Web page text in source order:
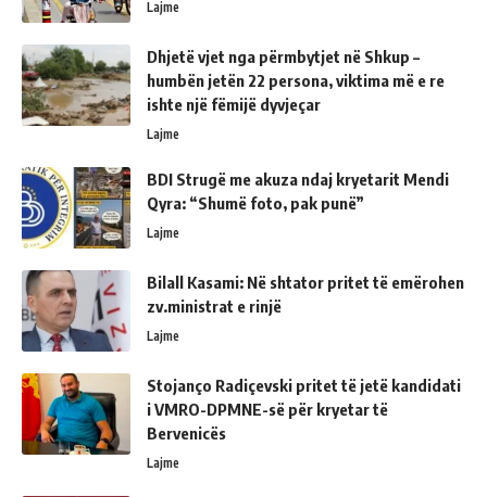
Lajme
Dhjetë vjet nga përmbytjet në Shkup –
humbën jetën 22 persona, viktima më e re
ishte një fëmijë dyvjeçar
Lajme
BDI Strugë me akuza ndaj kryetarit Mendi
Qyra: “Shumë foto, pak punë”
Lajme
Bilall Kasami: Në shtator pritet të emërohen
zv.ministrat e rinjë
Lajme
Stojanço Radiçevski pritet të jetë kandidati
i VMRO-DPMNE-së për kryetar të
Bervenicës
Lajme